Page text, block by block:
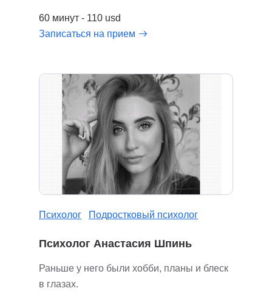
60 минут - 110 usd
Записаться на прием
Психолог Подростковый психолог
Психолог Анастасия Шпинь
Раньше у него были хобби, планы и блеск
в глазах.